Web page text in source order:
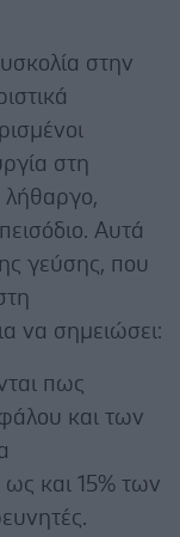
στην
στη
λήθαργο,
Αυτά
γεύσης, που
να σημειώσει:
πως
και των
και 15% των